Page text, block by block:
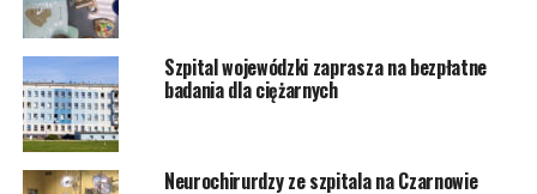
Szpital wojewódzki zaprasza na bezpłatne
badania dla ciężarnych
Neurochirurdzy ze szpitala na Czarnowie